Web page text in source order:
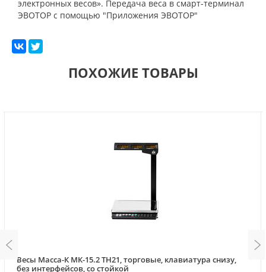
электронных весов». Передача веса в смарт-терминал
ЭВОТОР с помощью "Приложения ЭВОТОР"
ПОХОЖИЕ ТОВАРЫ
Весы Масса-К МК-15.2 ТН21, торговые, клавиатура снизу,
без интерфейсов, со стойкой